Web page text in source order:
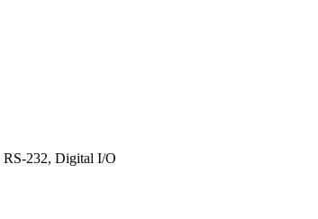
232, Digital I/O